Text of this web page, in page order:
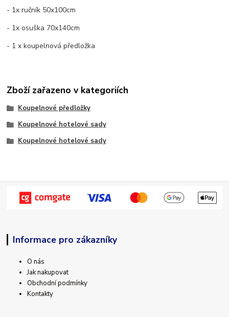
- 1x ručník 50x100cm
- 1x osuška 70x140cm
- 1 x koupelnová předložka
Zboží zařazeno v kategoriích
Koupelnové předložky
Koupelnové hotelové sady
Koupelnové hotelové sady
Informace pro zákazníky
O nás
Jak nakupovat
Obchodní podmínky
Kontakty